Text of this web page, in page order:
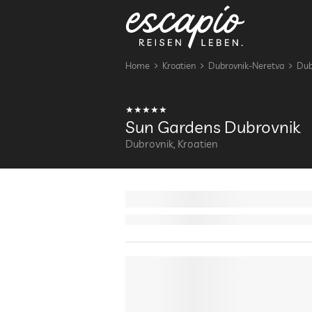
Home Kroatien Dubrovnik-Neretva
Sun Gardens Dubrovnik
Dubrovnik, Kroatien